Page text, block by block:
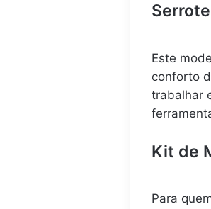
Este
conforto
trabalhar
Kit de
Para